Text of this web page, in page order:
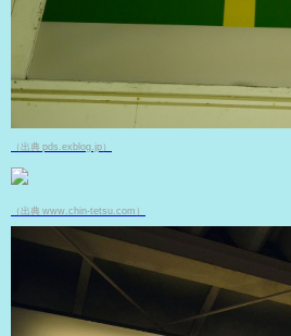
（出典 pds.exblog.jp）
（出典 www.chin-tetsu.com）